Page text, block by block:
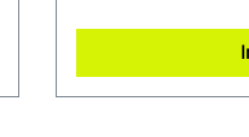
eine saubere und
wurde speziell für